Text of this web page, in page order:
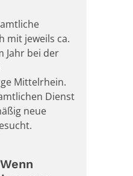
mit jeweils ca.
Jahr bei der
Mittelrhein.
Dienst
neue